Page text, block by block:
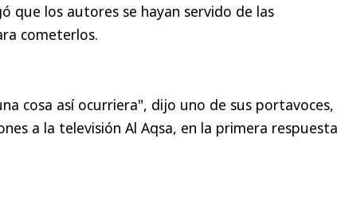
que los autores se hayan servido de las
cometerlos.
cosa así ocurriera", dijo uno de sus portavoces,
a la televisión Al Aqsa, en la primera respuesta